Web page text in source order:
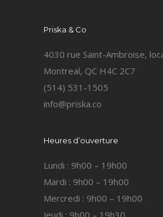
Priska & Co
4030 rue Saint-Ambroise,
Montreal, QC H4C 2C7
(514) 531-1505
info@priska.co
Heures d’ouverture
Lundi : 9h00 – 19h00
Mardi : 9h00 – 19h00
Mercredi : 9h00 – 19h00
Jeudi : 9h00 – 19h30